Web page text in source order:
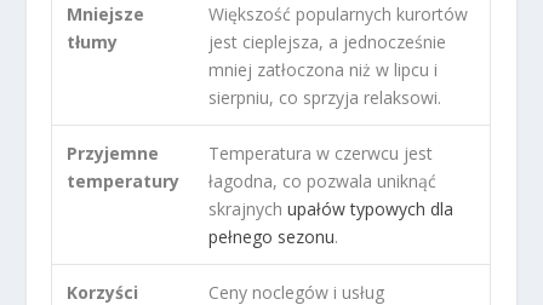
Mniejsze
tłumy
Większość popularnych kurortów
jest cieplejsza, a jednocześnie
mniej zatłoczona niż w lipcu i
sierpniu, co sprzyja relaksowi.
Przyjemne
temperatury
Temperatura w czerwcu jest
łagodna, co pozwala uniknąć
skrajnychupałów typowych dla
pełnego sezonu.
Korzyści
Ceny noclegów i usług